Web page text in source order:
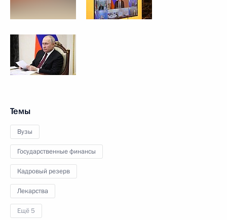
Темы
Вузы
Государственные финансы
Кадровый резерв
Лекарства
Ещё 5